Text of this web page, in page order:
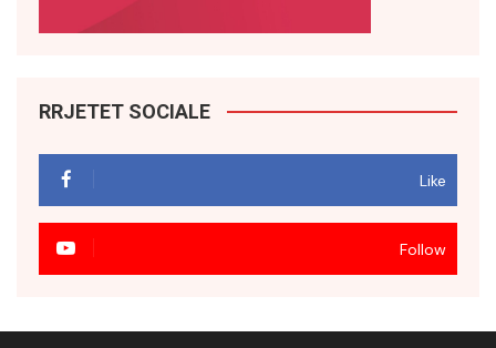
RRJETET SOCIALE
Like
Follow